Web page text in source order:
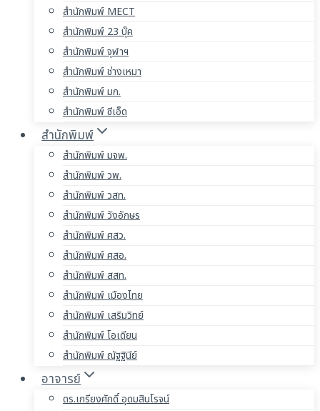
สำนักพิมพ์ MECT
สำนักพิมพ์ 23 บุ๊ค
สำนักพิมพ์ จุฬาฯ
สำนักพิมพ์ ช่างเหมา
สำนักพิมพ์ มก.
สำนักพิมพ์ ซีเอ็ด
สำนักพิมพ์
สำนักพิมพ์ มจพ.
สำนักพิมพ์ วพ.
สำนักพิมพ์ วสท.
สำนักพิมพ์ วังอักษร
สำนักพิมพ์ ศสว.
สำนักพิมพ์ ศสอ.
สำนักพิมพ์ สสท.
สำนักพิมพ์ เมืองไทย
สำนักพิมพ์ เสริมวิทย์
สำนักพิมพ์ โอเดียน
สำนักพิมพ์ ณัฐฐินีย์
อาจารย์
ดร.เกรียงศักดิ์ อุดมสินโรจน์